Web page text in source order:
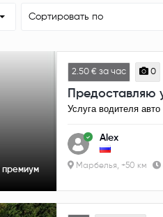
Сортировать по
премиум
2.50 € за час 0
Предоставляю
Услуга водителя
Alex
Марбелья, +50 км